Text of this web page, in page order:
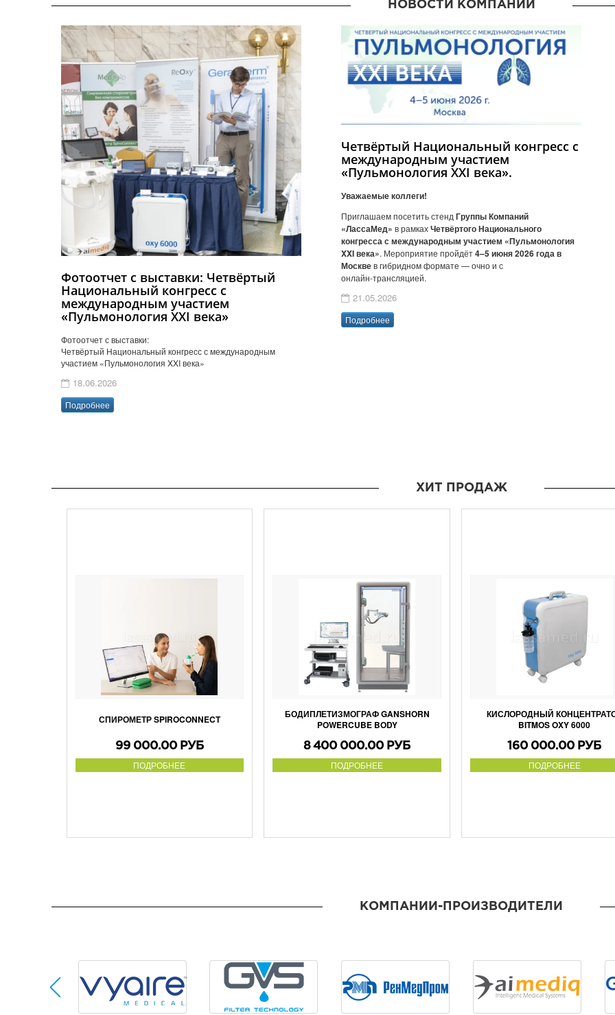
НОВОСТИ КОМПАНИИ
Фотоотчет с выставки: Четвёртый
Национальный конгресс с
международным участием
«Пульмонология XXI века»
Фотоотчет с выставки:
Четвёртый Национальный конгресс с международным
участием «Пульмонология XXI века»
18.06.2026
Подробнее
Четвёртый Национальный конгресс с
международным участием
«Пульмонология XXI века».
Уважаемые коллеги!
Приглашаем посетить стенд Группы Компаний
«ЛассаМед» в рамкахЧетвёртого Национального
конгресса с международным участием «Пульмонология
XXI века». Мероприятие пройдёт4–5 июня 2026 года в
Москвев гибридном формате — очно и с
онлайн‑трансляцией.
21.05.2026
Подробнее
ХИТ ПРОДАЖ
СПИРОМЕТР SPIROCONNECT
99 000.00 РУБ
ПОДРОБНЕЕ
БОДИПЛЕТИЗМОГРАФ GANSHORN
POWERCUBE BODY
8 400 000.00 РУБ
ПОДРОБНЕЕ
КИСЛОРОДНЫЙ
BITMOS OXY 6000
160 000.00 РУБ
ПОДРОБНЕЕ
КОМПАНИИ-ПРОИЗВОДИТЕЛИ